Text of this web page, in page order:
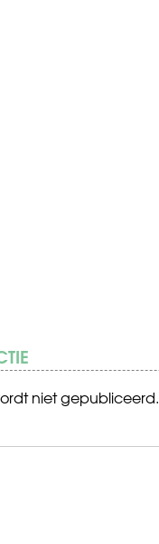
niet gepubliceerd.